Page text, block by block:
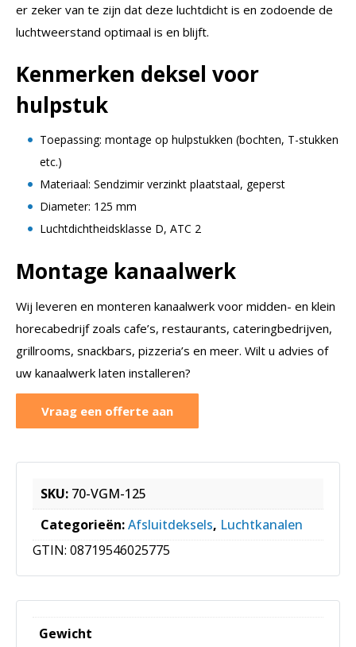
er zeker van te zijn dat deze luchtdicht is en zodoende de
luchtweerstand optimaal is en blijft.
Kenmerken deksel voor
hulpstuk
Toepassing: montage op hulpstukken (bochten, T-stukken
etc.)
Materiaal: Sendzimir verzinkt plaatstaal, geperst
Diameter: 125 mm
Luchtdichtheidsklasse D, ATC 2
Montage kanaalwerk
Wij leveren en monteren kanaalwerk voor midden- en klein
horecabedrijf zoals cafe’s, restaurants, cateringbedrijven,
grillrooms, snackbars, pizzeria’s en meer. Wilt u advies of
uw kanaalwerk laten installeren?
Vraag een offerte aan
SKU: 70-VGM-125
Categorieën:Afsluitdeksels, Luchtkanalen
GTIN: 08719546025775
Gewicht